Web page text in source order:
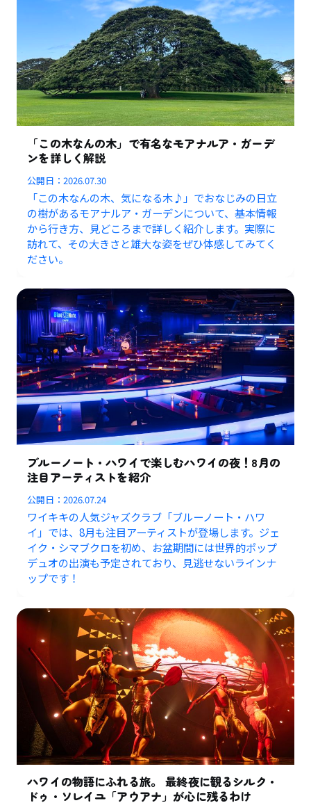
「この木なんの木」で有名なモアナルア・ガーデ
ンを詳しく解説
公開日：2026.07.30
「この木なんの木、気になる木♪」でおなじみの日立
の樹があるモアナルア・ガーデンについて、基本情報
から行き方、見どころまで詳しく紹介します。実際に
訪れて、その大きさと雄大な姿をぜひ体感してみてく
ださい。
ブルーノート・ハワイで楽しむハワイの夜！8月の
注目アーティストを紹介
公開日：2026.07.24
ワイキキの人気ジャズクラブ「ブルーノート・ハワ
イ」では、8月も注目アーティストが登場します。ジェ
イク・シマブクロを初め、お盆期間には世界的ポップ
デュオの出演も予定されており、見逃せないラインナ
ップです！
ハワイの物語にふれる旅。 最終夜に観るシルク・
ドゥ・ソレイユ「アウアナ」が心に残るわけ